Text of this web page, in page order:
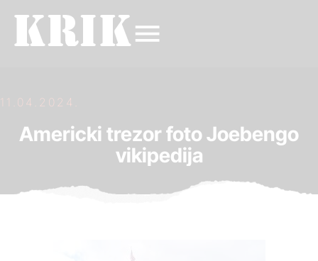
11.04.2024.
Americki trezor foto Joebengo
vikipedija